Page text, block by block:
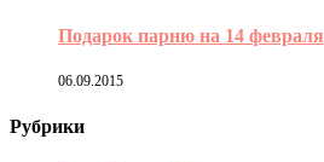
Подарок парню на 14 февраля
06.09.2015
Рубрики